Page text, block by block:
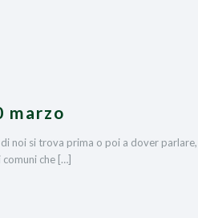
marzo
di noi si trova prima o poi a dover
che[…]